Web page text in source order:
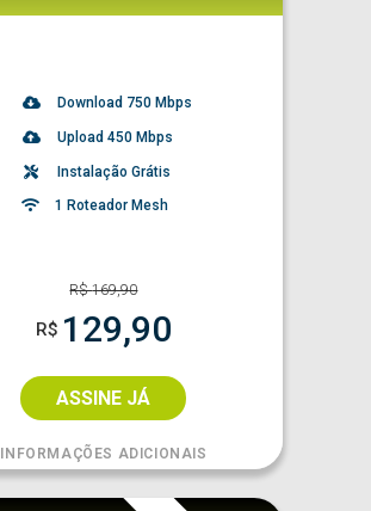
Download 750 Mbps
Upload 450 Mbps
Instalação Grátis
1 Roteador Mesh
R$169,90
R$ 129,90
ASSINE JÁ
INFORMAÇÕES ADICIONAIS